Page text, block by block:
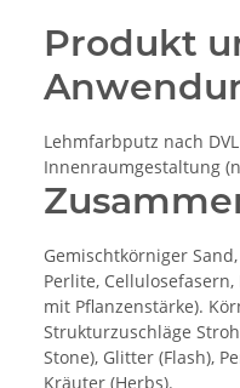
Produkt
Lehmfarbputz nach
Innenraumgestaltung
Gemischtkörniger
Perlite, Cellulosefasern,
mit Pflanzenstärke).
Strukturzuschläge
Stone), Glitter (Flash),
Kräuter (Herbs).